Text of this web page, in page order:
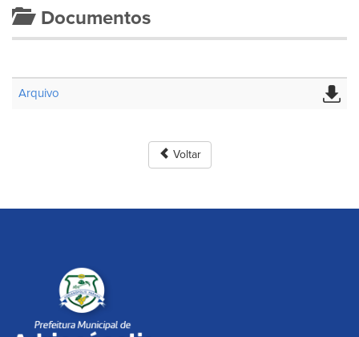
Documentos
Arquivo
Voltar